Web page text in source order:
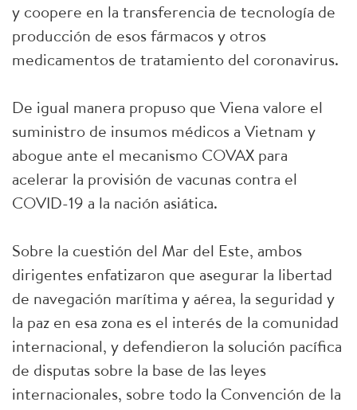
y coopere en la transferencia de tecnología de
producción de esos fármacos y otros
medicamentos de tratamiento del coronavirus.
De igual manera propuso que Viena valore el
suministro de insumos médicos a Vietnam y
abogue ante el mecanismo COVAX para
acelerar la provisión de vacunas contra el
COVID-19 a la nación asiática.
Sobre la cuestión del Mar del Este, ambos
dirigentes enfatizaron que asegurar la libertad
de navegación marítima y aérea, la seguridad y
la paz en esa zona es el interés de la comunidad
internacional, y defendieron la solución pacífica
de disputas sobre la base de las leyes
internacionales, sobre todo la Convención de la